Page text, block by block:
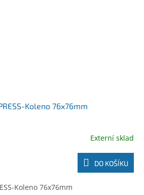
Koleno 76x76mm
Externí sklad
DO KOŠÍKU
Koleno 76x76mm